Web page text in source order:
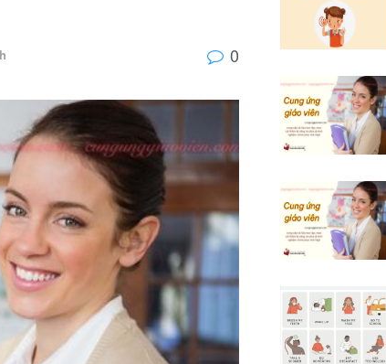
0